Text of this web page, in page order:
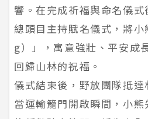
響。在完成祈福與命名儀
總頭目主持賦名儀式，將
g）」，寓意強壯、平安成
回歸山林的祝福。
儀式結束後，野放團隊抵達
當運輸籠門開啟瞬間，小